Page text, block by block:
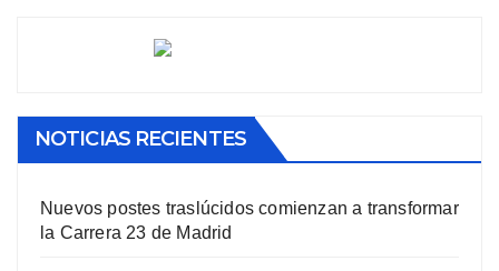
NOTICIAS RECIENTES
Nuevos postes traslúcidos comienzan a transformar
la Carrera 23 de Madrid